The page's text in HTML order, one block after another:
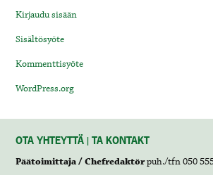
Kirjaudu sisään
Sisältösyöte
Kommenttisyöte
WordPress.org
OTA YHTEYTTÄ | TA KONTAKT
Päätoimittaja / Chefredaktörpuh./tfn 050